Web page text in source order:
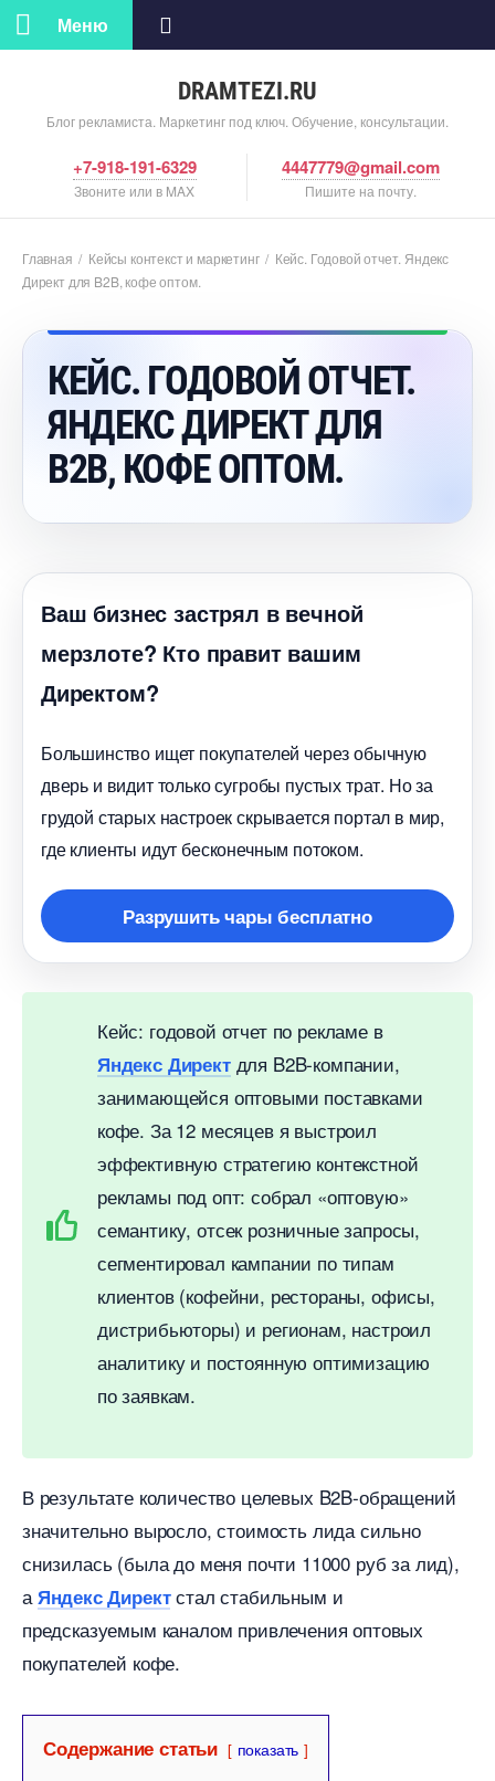
DRAMTEZI.RU
Блог рекламиста. Маркетинг под ключ. Обучение, консультации.
Меню
+7-918-191-6329
Звоните или в MAX
4447779@gmail.com
Пишите на почту.
Главная / Кейсы контекст и маркетин/ Кейс. Годовой отчет. Яндекс
Директ для B2B, кофе оптом.
КЕЙС. ГОДОВОЙ ОТЧЕТ.
ЯНДЕКС ДИРЕКТ ДЛЯ
B2B, КОФЕ ОПТОМ.
аш бизнес застрял в вечной
мерзлоте? Кто правит вашим
Директом?
Большинство ищет покупателей через обычную
дверь и видит только сугробы пустых трат. Но за
рудой старых настроек скрывается портал в мир,
де клиенты идут бесконечным потоком.
Разрушить чары бесплатно
Кейс: годовой отчет по рекламе
Яндекс Директдля B2B‑компании,
занимающейся оптовыми поставками
кофе. За 12 месяцев я выстроил
эффективную стратегию контекстной
рекламы под опт: собрал «оптовую»
семантику, отсек розничные запросы,
сегментировал кампании по типам
клиентов (кофейни, рестораны, офисы,
дистрибьюторы) и регионам, настроил
аналитику и постоянную оптимизацию
по заявкам.
результате количество целевых B2B‑обращений
значительно выросло, стоимость лида сильно
снизилась (была до меня почти 11000 руб за лид),
аЯндекс Директстал стабильным и
предсказуемым каналом привлечения оптовых
покупателей кофе.
Содержание статьи показать